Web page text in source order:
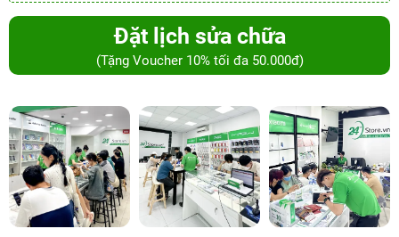
Đặt lịch sửa chữa
(Tặng Voucher 10% tối đa 50.000đ)